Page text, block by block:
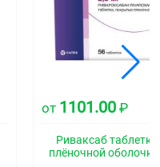
от 1101.00 ₽
Риваксаб
плёночной